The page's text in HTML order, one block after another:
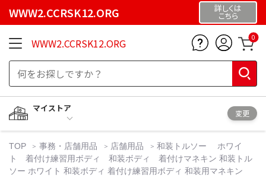
WWW2.CCRSK12.ORG 詳しくは
こちら
WWW2.CCRSK12.ORG 0
マイストア
変更
TOP 事務・店舗用品 店舗用品
和装トルソー ホワイ
ト 着付け練習用ボディ 和装ボディ 着付けマネキン 和装トル
ソー ホワイト 和装ボディ 着付け練習用ボディ 和装用マネキン